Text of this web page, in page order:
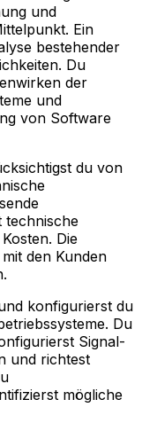
und
Ein
bestehender
Du
der
und
von Software
du von
technische
Die
den Kunden
konfigurierst du
Du
Signal-
und richtest
mögliche